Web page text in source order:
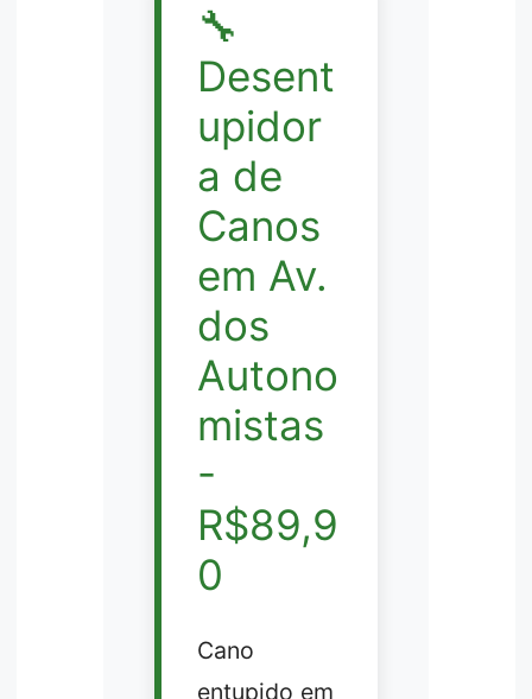
🔧
Desent
upidor
a de
Canos
em Av.
dos
Autono
mistas
-
R$89,9
0
Cano
entupido em